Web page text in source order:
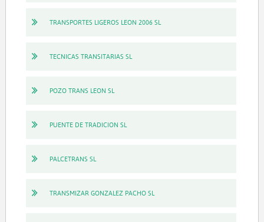
TRANSPORTES LIGEROS LEON 2006 SL
TECNICAS TRANSITARIAS SL
POZO TRANS LEON SL
PUENTE DE TRADICION SL
PALCETRANS SL
TRANSMIZAR GONZALEZ PACHO SL